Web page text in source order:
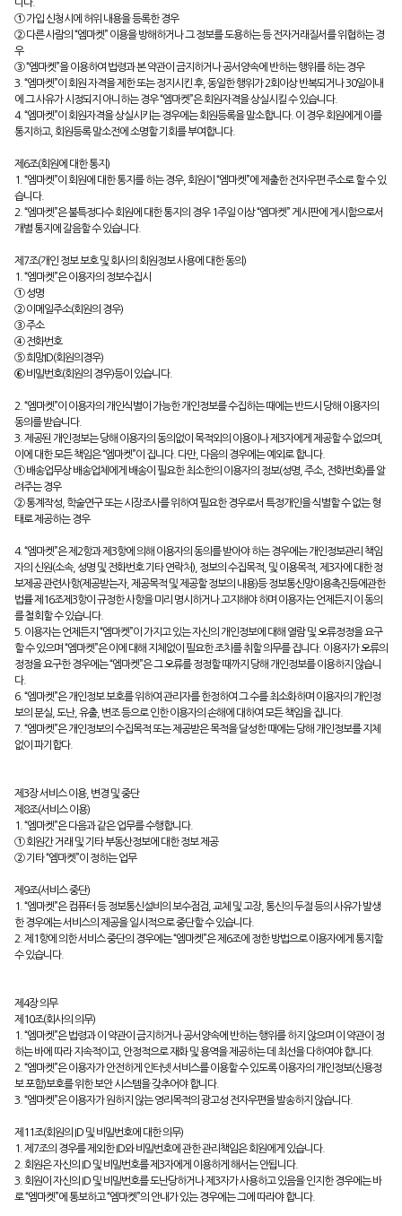
니다.
① 가입 신청시에 허위 내용을 등록한 경우
② 다른 사람의 “엠마켓” 이용을 방해하거나 그 정보를 도용하는 등 전자거래질서를 위협하는 경
우
③ “엠마켓”을 이용하여 법령과 본 약관이 금지하거나 공서양속에 반하는 행위를 하는 경우
3. “엠마켓”이 회원 자격을 제한 또는 정지시킨 후, 동일한 행위가 2회이상 반복되거나 30일이내
에 그 사유가 시정되지 아니하는 경우 “엠마켓”은 회원자격을 상실시킬 수 있습니다.
4. “엠마켓”이 회원자격을 상실시키는 경우에는 회원등록을 말소합니다. 이 경우 회원에게 이를
통지하고, 회원등록 말소전에 소명할 기회를 부여합니다.
제6조(회원에 대한 통지)
1. “엠마켓”이 회원에 대한 통지를 하는 경우, 회원이 “엠마켓”에 제출한 전자우편 주소로 할 수 있
습니다.
2. “엠마켓”은 불특정다수 회원에 대한 통지의 경우 1주일 이상 “엠마켓” 게시판에 게시함으로서
개별 통지에 갈음할 수 있습니다.
제7조(개인 정보 보호 및 회사의 회원정보 사용에 대한 동의)
1. “엠마켓”은 이용자의 정보수집시
① 성명
② 이메일주소(회원의 경우)
③ 주소
④ 전화번호
⑤ 희망ID(회원의경우)
⑥ 비밀번호(회원의 경우)등이 있습니다.
2. “엠마켓”이 이용자의 개인식별이 가능한 개인정보를 수집하는 때에는 반드시 당해 이용자의
동의를 받습니다.
3. 제공된 개인정보는 당해 이용자의 동의없이 목적외의 이용이나 제3자에게 제공할 수 없으며,
이에 대한 모든 책임은 “엠마켓”이 집니다. 다만, 다음의 경우에는 예외로 합니다.
① 배송업무상 배송업체에게 배송이 필요한 최소한의 이용자의 정보(성명, 주소, 전화번호)를 알
려주는 경우
② 통계작성, 학술연구 또는 시장조사를 위하여 필요한 경우로서 특정개인을 식별할 수 없는 형
태로 제공하는 경우
4. “엠마켓”은 제2항과 제3항에 의해 이용자의 동의를 받아야 하는 경우에는 개인정보관리 책임
자의 신원(소속, 성명 및 전화번호 기타 연락처), 정보의 수집목적, 및 이용목적, 제3자에 대한 정
보제공 관련사항(제공받는자, 제공목적 및 제공할 정보의 내용)등 정보통신망이용촉진등에관한
법률 제16조제3항이 규정한 사항을 미리 명시하거나 고지해야 하며 이용자는 언제든지 이 동의
를 철회할 수 있습니다.
5. 이용자는 언제든지 “엠마켓”이 가지고 있는 자신의 개인정보에 대해 열람 및 오류정정을 요구
할 수 있으며 “엠마켓”은 이에 대해 지체없이 필요한 조치를 취할 의무를 집니다. 이용자가 오류의
정정을 요구한 경우에는 “엠마켓”은 그 오류를 정정할 때까지 당해 개인정보를 이용하지 않습니
다.
6. “엠마켓”은 개인정보 보호를 위하여 관리자를 한정하여 그 수를 최소화하며 이용자의 개인정
보의 분실, 도난, 유출, 변조 등으로 인한 이용자의 손해에 대하여 모든 책임을 집니다.
7. “엠마켓”은 개인정보의 수집목적 또는 제공받은 목적을 달성한 때에는 당해 개인정보를 지체
없이 파기합다.
제3장 서비스 이용, 변경 및 중단
제8조(서비스 이용)
1. “엠마켓”은 다음과 같은 업무를 수행합니다.
① 회원간 거래 및 기타 부동산정보에 대한 정보 제공
② 기타 “엠마켓”이 정하는 업무
제9조(서비스 중단)
1. “엠마켓”은 컴퓨터 등 정보통신설비의 보수점검, 교체 및 고장, 통신의 두절 등의 사유가 발생
한 경우에는 서비스의 제공을 일시적으로 중단할 수 있습니다.
2. 제1항에 의한 서비스 중단의 경우에는 “엠마켓”은 제6조에 정한 방법으로 이용자에게 통지할
수 있습니다.
제4장 의무
제10조(회사의 의무)
1. “엠마켓”은 법령과 이 약관이 금지하거나 공서양속에 반하는 행위를 하지 않으며 이 약관이 정
하는 바에 따라 지속적이고, 안정적으로 재화 및 용역을 제공하는 데 최선을 다하여야 합니다.
2. “엠마켓”은 이용자가 안전하게 인터넷 서비스를 이용할 수 있도록 이용자의 개인정보(신용정
보 포함)보호를 위한 보안 시스템을 갖추어야 합니다.
3. “엠마켓”은 이용자가 원하지 않는 영리목적의 광고성 전자우편을 발송하지 않습니다.
제11조(회원의 ID 및 비밀번호에 대한 의무)
1. 제7조의 경우를 제외한 ID와 비밀번호에 관한 관리책임은 회원에게 있습니다.
2. 회원은 자신의 ID 및 비밀번호를 제3자에게 이용하게 해서는 안됩니다.
3. 회원이 자신의 ID 및 비밀번호를 도난당하거나 제3자가 사용하고 있음을 인지한 경우에는 바
로 “엠마켓”에 통보하고 “엠마켓”의 안내가 있는 경우에는 그에 따라야 합니다.